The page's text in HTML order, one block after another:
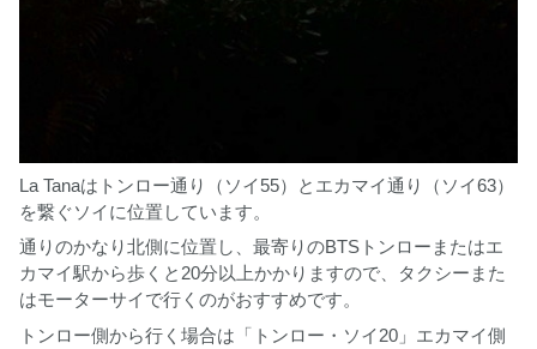
La Tanaはトンロー通り（ソイ55）とエカマイ通り（ソイ63）
を繋ぐソイに位置しています。
通りのかなり北側に位置し、最寄りのBTSトンローまたはエ
カマイ駅から歩くと20分以上かかりますので、タクシーまた
はモーターサイで行くのがおすすめです。
トンロー側から行く場合は「トンロー・ソイ20」エカマイ側